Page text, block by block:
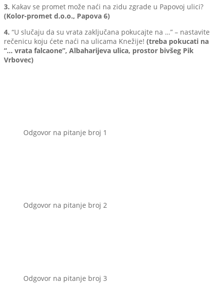
3. Kakav se promet može naći na zidu zgrade u Papovoj ulici?
(Kolor-promet d.o.o., Papova 6)
4. “U slučaju da su vrata zaključana pokucajte na …” – nastavite
rečenicu koju ćete naći na ulicama Knežije! (treba pokucati na
“… vrata falcaone”, Albaharijeva ulica, prostor bivšeg Pik
Vrbovec)
Odgovor na pitanje broj 1
Odgovor na pitanje broj 2
Odgovor na pitanje broj 3